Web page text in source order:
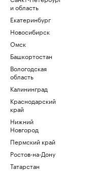
и область
Екатеринбург
Новосибирск
Омск
Башкортостан
Вологодская
область
Калининград
Краснодарский
край
Нижний
Новгород
Пермский край
Ростов-на-Дону
Татарстан